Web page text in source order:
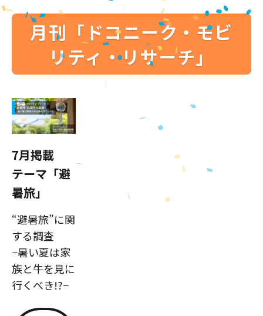
月刊「ドコニーク・モビ
リティ・リサーチ」
7月掲載
テーマ「避
暑旅」
“避暑旅”に関
する調査
−暑い夏は家
族と牛を見に
行くべき!?−